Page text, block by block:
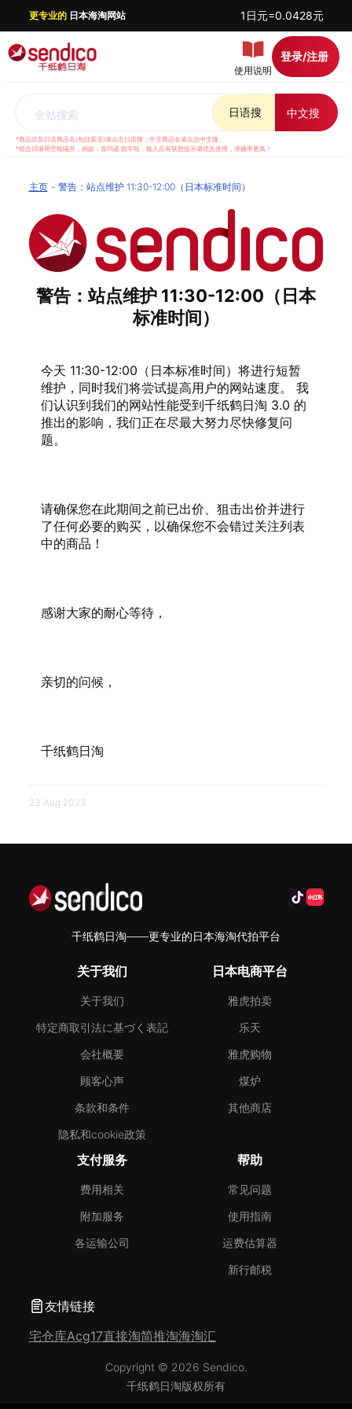
更专业的日本海淘网站 1日元=0.0428元
使用说明
登录/注册
全站搜索 日语搜 中文搜
*商品ID及日语商品名(包括英语)请点击日语搜；中文商品名请点击中文搜。
*组合词请用空格隔开，例如：喜玛诺 纺车轮，输入后有联想提示请优先使用，准确率更高！
主页 警告：站点维护 11:30-12:00（日本标准时间）
警告：站点维护 11:30-12:00（日本
标准时间）
今天 11:30-12:00（日本标准时间）将进行短暂
维护，同时我们将尝试提高用户的网站速度。 我
们认识到我们的网站性能受到千纸鹤日淘 3.0 的
推出的影响，我们正在尽最大努力尽快修复问
题。
请确保您在此期间之前已出价、狙击出价并进行
了任何必要的购买，以确保您不会错过关注列表
中的商品！
感谢大家的耐心等待，
亲切的问候，
千纸鹤日淘
23 Aug 2023
千纸鹤日淘——更专业的日本海淘代拍平台
关于我们
关于我们
特定商取引法に基づく表記
会社概要
顾客心声
条款和条件
隐私和cookie政策
日本电商平台
雅虎拍卖
乐天
雅虎购物
煤炉
其他商店
支付服务
费用相关
附加服务
各运输公司
帮助
常见问题
使用指南
运费估算器
新行邮税
友情链接
宅仓库Acg17直接淘简推淘海淘汇
Copyright © 2026 Sendico.
千纸鹤日淘版权所有